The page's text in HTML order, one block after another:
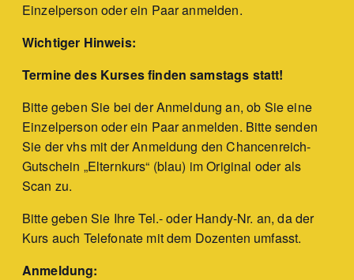
Einzelperson oder ein Paar anmelden.
Wichtiger Hinweis:
Termine des Kurses finden samstags statt!
Bitte geben Sie bei der Anmeldung an, ob Sie eine
Einzelperson oder ein Paar anmelden. Bitte senden
Sie der vhs mit der Anmeldung den Chancenreich-
Gutschein „Elternkurs“ (blau) im Original oder als
Scan zu.
Bitte geben Sie Ihre Tel.- oder Handy-Nr. an, da der
Kurs auch Telefonate mit dem Dozenten umfasst.
Anmeldung: